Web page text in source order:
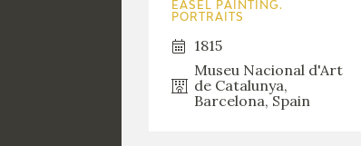
EASEL PAINTING.
PORTRAITS
1815
Museu Nacional d'Art
de Catalunya,
Barcelona, Spain